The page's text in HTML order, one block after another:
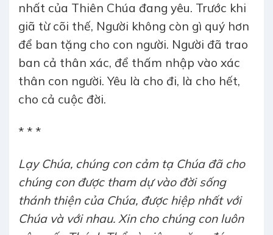
nhất của Thiên Chúa đang yêu. Trước khi
giã từ cõi thế, Người không còn gì quý hơn
để ban tặng cho con người. Người đã trao
ban cả thân xác, để thấm nhập vào xác
thân con người. Yêu là cho đi, là cho hết,
cho cả cuộc đời.
* * *
Lạy Chúa, chúng con cảm tạ Chúa đã cho
chúng con được tham dự vào đời sống
thánh thiện của Chúa, được hiệp nhất với
Chúa và với nhau. Xin cho chúng con luôn